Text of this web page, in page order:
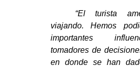
“El turista
viajando. Hemos
importantes
tomadores de
en donde se han